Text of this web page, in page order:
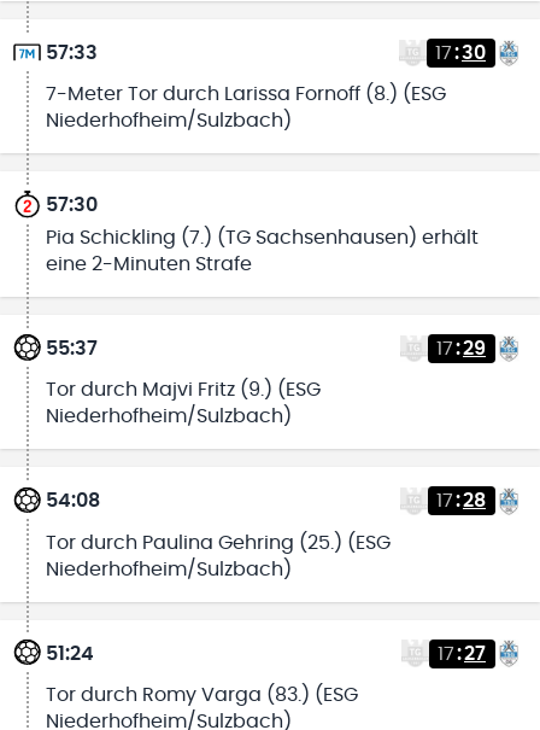
57:33 17:30
7-Meter Tor durch Larissa Fornoff (8.) (ESG
Niederhofheim/Sulzbach)
57:30
Pia Schickling (7.) (TG Sachsenhausen) erhält
eine 2-Minuten Strafe
55:37 17:29
Tor durch Majvi Fritz (9.) (ESG
Niederhofheim/Sulzbach)
54:08 17:28
Tor durch Paulina Gehring (25.) (ESG
Niederhofheim/Sulzbach)
51:24 17:27
Tor durch Romy Varga (83.) (ESG
Niederhofheim/Sulzbach)